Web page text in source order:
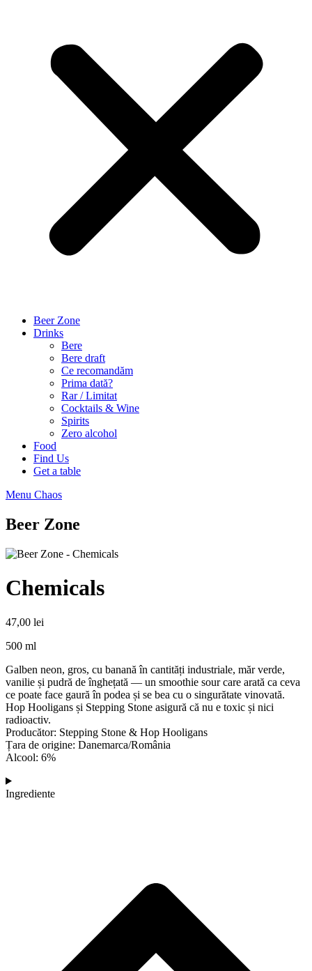
Beer Zone
Drinks
Bere
Bere draft
Ce recomandăm
Prima dată?
Rar / Limitat
Cocktails & Wine
Spirits
Zero alcohol
Food
Find Us
Get a table
Menu Chaos
Beer Zone
Chemicals
47,00 lei
500 ml
Galben neon, gros, cu banană în cantități industriale, măr verde,
vanilie și pudră de înghețată — un smoothie sour care arată ca ceva
ce poate face gaură în podea și se bea cu o singurătate vinovată.
Hop Hooligans și Stepping Stone asigură că nu e toxic și nici
radioactiv.
Producător: Stepping Stone & Hop Hooligans
Țara de origine: Danemarca/România
Alcool: 6%
Ingrediente